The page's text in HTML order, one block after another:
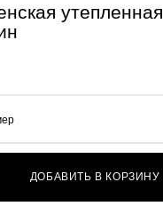
утепленная
ДОБАВИТЬ В КОРЗИНУ